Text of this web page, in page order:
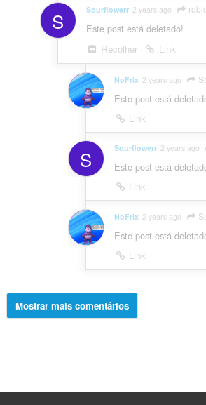
S Sourflowerr 2 years ago
Este post está deletado!
Recolher
Link
NoFrix 2 years ago
Este post está
Link
S Sourflowerr 2 years ago
Este post está
Link
NoFrix 2 years ago
Este post está
Link
Mostrar mais comentários